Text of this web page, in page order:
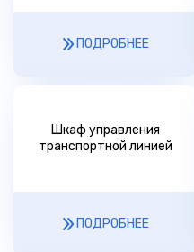
ПОДРОБНЕЕ
Шкаф управления
транспортной линией
ПОДРОБНЕЕ